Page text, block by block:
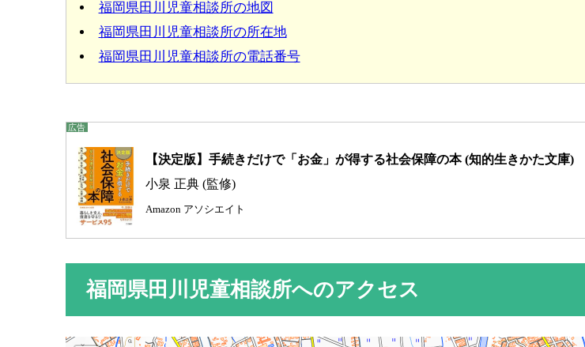
福岡県田川児童相談所の地図
福岡県田川児童相談所の所在地
福岡県田川児童相談所の電話番号
【決定版】手続きだけで「お金」が得する社会保障の本 (知的生きかた文庫)
小泉 正典 (監修)
Amazon アソシエイト
福岡県田川児童相談所へのアクセス